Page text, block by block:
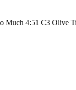
Much 4:51 C3 Olive